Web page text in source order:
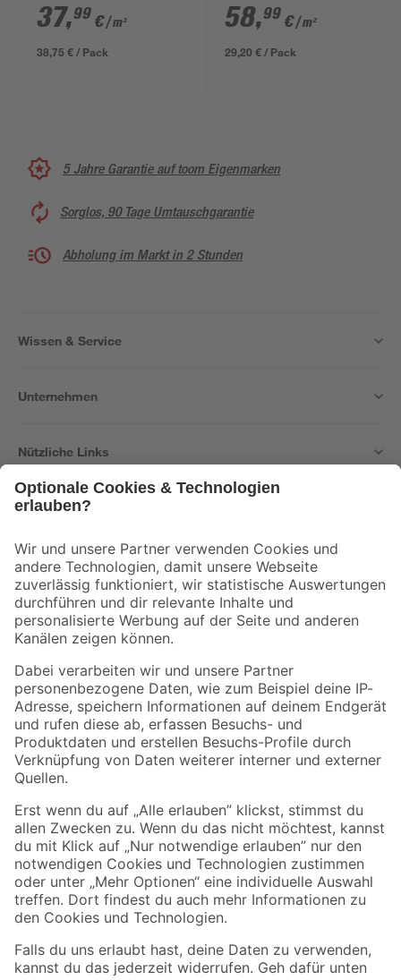
x 61 cm
37,99 €/ m²
38,75 € / Pack
Naturstein braun/grau
15 x 55 cm
58,99 €/ m²
29,20 € / Pack
5 Jahre Garantie auf toom Eigenmarken
Sorglos, 90 Tage Umtauschgarantie
Abholung im Markt in 2 Stunden
Wissen & Service
Unternehmen
Nützliche Links
Der toom Newsletter: Keine Angebote und Aktionen mehr verpassen!
Zur Newsletter Anmeldung
Folge uns
Zahlungsarten Versandarten
Sicher einkaufen
Jetzt die toom-App herunterladen
Alle Preisangaben in EUR inkl. gesetzl. MwSt.. Die dargestellten Angebote sind unter